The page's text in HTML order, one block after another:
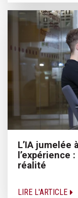
L’IA jumelée
l’expérience
réalité
LIRE L'ARTICLE